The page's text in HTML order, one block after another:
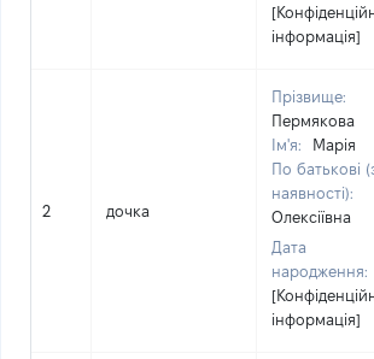
інформація]
2 дочка
Прізвище:
Пермякова
Ім'я:
Марія
По батькові
наявності):
Олексіївна
Дата
народження:
інформація]